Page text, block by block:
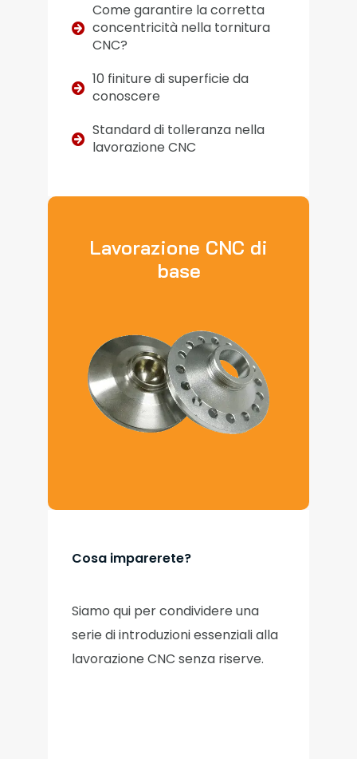
Come garantire la corretta
concentricità nella tornitura
CNC?
10 finiture di superficie da
conoscere
Standard di tolleranza nella
lavorazione CNC
Lavorazione CNC di
base
Cosa imparerete?
Siamo qui per condividere una
serie di introduzioni essenziali alla
lavorazione CNC senza riserve.